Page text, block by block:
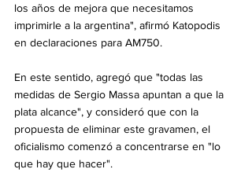
los años de mejora que necesitamos
imprimirle a la argentina", afirmó Katopodis
en declaraciones para AM750.
En este sentido, agregó que "todas las
medidas de Sergio Massa apuntan a que la
plata alcance", y consideró que con la
propuesta de eliminar este gravamen, el
oficialismo comenzó a concentrarse en "lo
que hay que hacer".